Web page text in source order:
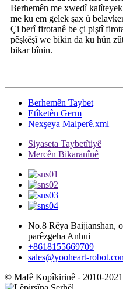
Berhemên me xwedî
me ku em gelek şax û
Çi berî firotanê be çi piştî
pêşkêşî we bikin da ku hûn
bikar bînin.
Berhemên Taybet
Etîketên Germ
Nexşeya Malperê.xml
Siyaseta Taybetîtiyê
Mercên Bikaranînê
No.8 Rêya Baijianshan,
parêzgeha Anhui
+8618155669709
sales@yooheart-
© Mafê Kopîkirinê - 2010-